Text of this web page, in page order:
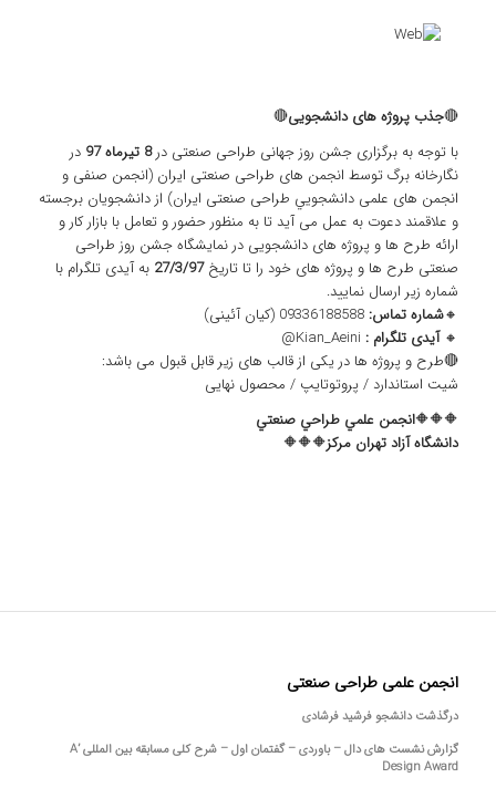
🔴جذب پروژه های دانشجویی🔴
با توجه به برگزاری جشن روز جهانی طراحی صنعتی در8 تیرماه 97
در
نگارخانه برگ توسط انجمن های طراحی صنعتی ایران (انجمن صنفی و
انجمن های علمی دانشجويي طراحی صنعتی ایران) از دانشجویان برجسته
و علاقمند دعوت به عمل می آید تا به منظور حضور و تعامل با بازار کار و
ارائه طرح ها و پروژه های دانشجویی در نمایشگاه جشن روز طراحی
صنعتی طرح ها و پروژه های خود را تا تاریخ27/3/97 به آیدی تلگرام با
شماره زیر ارسال نمایید.
🔸شماره تماس:09336188588 (کیان آئینی)
🔸آیدی تلگرام :Kian_Aeini@
🔴طرح و پروژه ها در یکی از قالب های زیر قابل قبول می باشد:
شیت استاندارد / پروتوتایپ / محصول نهایی
🔶🔶🔶انجمن علمي طراحي صنعتي
دانشگاه آزاد تهران مركز🔶🔶🔶
انجمن علمی طراحی صنعتی
درگذشت دانشجو فرشید فرشادی
گزارش نشست های دال – باوردی – گفتمان اول – شرح کلی مسابقه بین المللی A’
Design Award